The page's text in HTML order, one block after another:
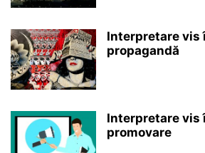
Interpretare vis
propagandă
Interpretare vis
promovare